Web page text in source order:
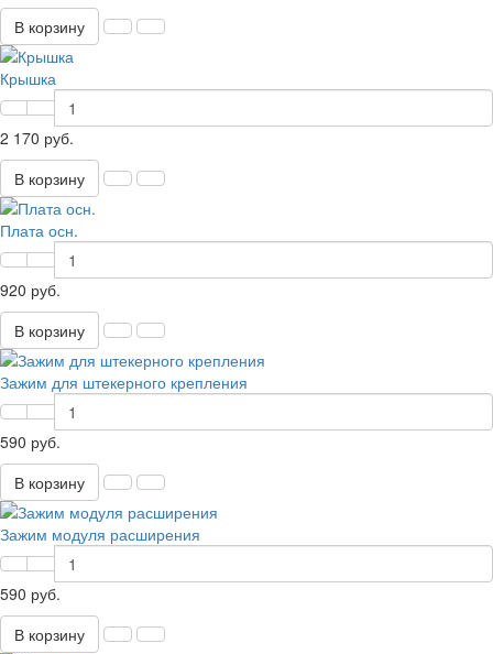
В корзину
Крышка
2 170 руб.
В корзину
Плата осн.
920 руб.
В корзину
Зажим для штекерного крепления
590 руб.
В корзину
Зажим модуля расширения
590 руб.
В корзину